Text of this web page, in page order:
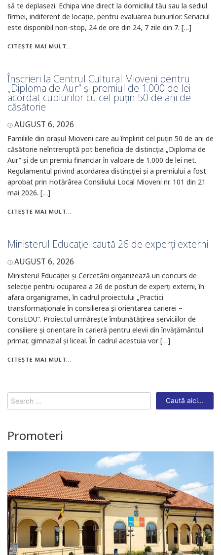
să te deplasezi. Echipa vine direct la domiciliul tău sau la sediul
firmei, indiferent de locație, pentru evaluarea bunurilor. Serviciul
este disponibil non-stop, 24 de ore din 24, 7 zile din 7. […]
CITEȘTE MAI MULT...
Înscrieri la Centrul Cultural Mioveni pentru
„Diploma de Aur” și premiul de 1.000 de lei
acordat cuplurilor cu cel puțin 50 de ani de
căsătorie
AUGUST 6, 2026
Familiile din orașul Mioveni care au împlinit cel puțin 50 de ani de
căsătorie neîntreruptă pot beneficia de distincția „Diploma de
Aur” și de un premiu financiar în valoare de 1.000 de lei net.
Regulamentul privind acordarea distincției și a premiului a fost
aprobat prin Hotărârea Consiliului Local Mioveni nr. 101 din 21
mai 2026. […]
CITEȘTE MAI MULT...
Ministerul Educației caută 26 de experți externi
AUGUST 6, 2026
Ministerul Educației și Cercetării organizează un concurs de
selecție pentru ocuparea a 26 de posturi de experți externi, în
afara organigramei, în cadrul proiectului „Practici
transformaționale în consilierea și orientarea carierei –
ConsEDU”. Proiectul urmărește îmbunătățirea serviciilor de
consiliere și orientare în carieră pentru elevii din învățământul
primar, gimnazial și liceal. În cadrul acestuia vor […]
CITEȘTE MAI MULT...
Search
for:
Promoteri